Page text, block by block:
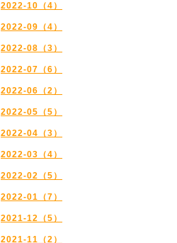
2022-10（4）
2022-09（4）
2022-08（3）
2022-07（6）
2022-06（2）
2022-05（5）
2022-04（3）
2022-03（4）
2022-02（5）
2022-01（7）
2021-12（5）
2021-11（2）